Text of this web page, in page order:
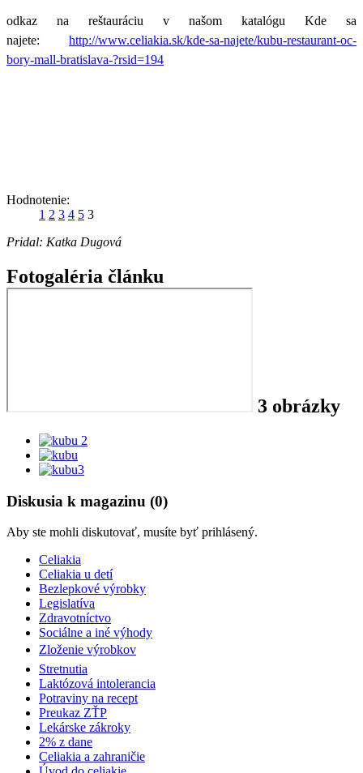
odkaz na reštauráciu v našom katalógu Kde sa
najete: http://www.celiakia.sk/kde-sa-najete/kubu-restaurant-oc-
bory-mall-bratislava-?rsid=194
Hodnotenie:
1 2 3 4 5 3
Pridal: Katka Dugová
Fotogaléria článku
3 obrázky
Diskusia k magazinu (0)
Aby ste mohli diskutovať, musíte byť prihlásený.
Celiakia
Celiakia u detí
Bezlepkové výrobky
Legislatíva
Zdravotníctvo
Sociálne a iné výhody
Zloženie výrobkov
Stretnutia
Laktózová intolerancia
Potraviny na recept
Preukaz ZŤP
Lekárske zákroky
2% z dane
Celiakia a zahraničie